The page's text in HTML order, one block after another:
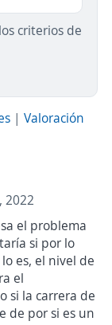
criterios de
| Valoración
2022
el problema
si por lo
es, el nivel de
el
si la carrera de
de por si es un